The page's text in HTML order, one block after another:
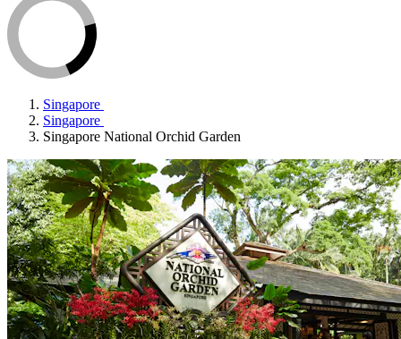
Singapore
Singapore
Singapore National Orchid Garden